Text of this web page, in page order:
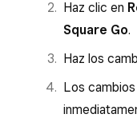
Haz clic en
Square Go.
Haz los
Los